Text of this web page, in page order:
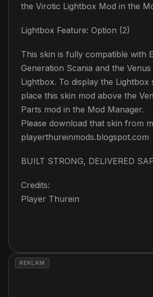
the Virotic Lightbox Mod in the
Lightbox Feature: Option (2)
This skin is fully compatible with
Generation Scania and the
Lightbox. To display the Lightbox
place this skin mod above the
Parts mod in the Mod Manager.
Please download that skin from
playerthureinmods.blogspot.com
BUILT STRONG, DELIVERED
Credits:
Player Thurein
REKLAM